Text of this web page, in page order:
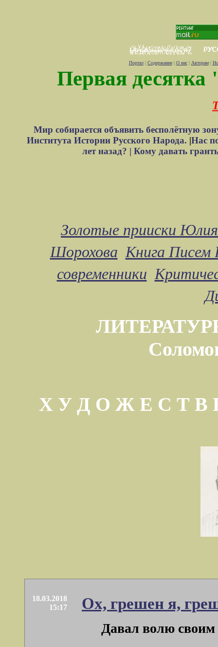
Портал| Содержание| О нас| Авторам|
Первая десятка
Мир собирается объявить бесполётную
Института Истории Русского Народа. |Нас
лет назад? | Кому давать
Золотые прииски
Шорохова Книга Писем
современники
Х У Д О Ж Е С Т
18.03.2018
15:17
Ох, грешен я,
Давал волю своим